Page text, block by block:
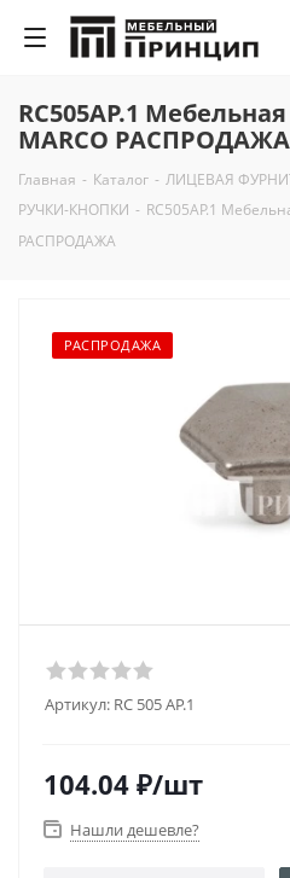
RC505AP.1
MARCO РАСПРОДАЖА
Главная - Каталог - ЛИЦЕВАЯ
РУЧКИ-КНОПКИ - RC505AP.1
РАСПРОДАЖА
РАСПРОДАЖА
Артикул: RC 505 AP.1
104.04 ₽/шт
Нашли дешевле?